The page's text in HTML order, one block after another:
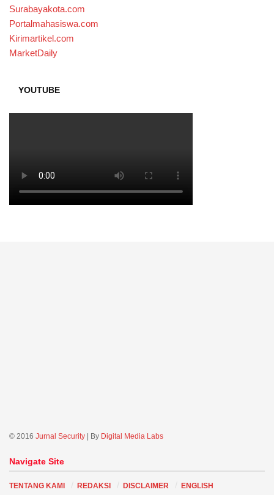
Surabayakota.com
Portalmahasiswa.com
Kirimartikel.com
MarketDaily
YOUTUBE
© 2016 Jurnal Security | By Digital Media Labs
Navigate Site
TENTANG KAMI REDAKSI DISCLAIMER ENGLISH